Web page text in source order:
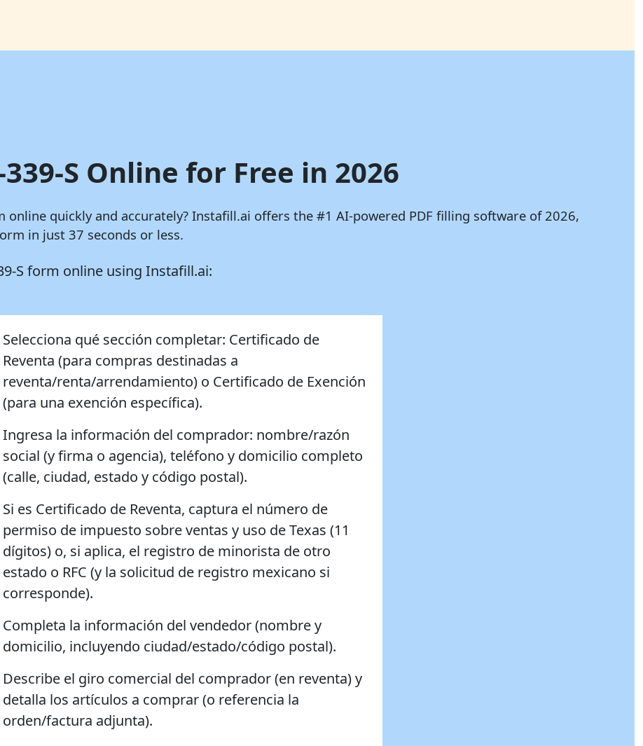
S Online for Free in 2026
quickly and accurately? Instafill.ai offers the #1 AI-powered PDF filling software of 2026,
in just 37 seconds or less.
S form online using Instafill.ai:
Selecciona qué sección completar: Certificado de
Reventa (para compras destinadas a
reventa/renta/arrendamiento) o Certificado de Exención
(para una exención específica).
Ingresa la información del comprador: nombre/razón
social (y firma o agencia), teléfono y domicilio completo
(calle, ciudad, estado y código postal).
Si es Certificado de Reventa, captura el número de
permiso de impuesto sobre ventas y uso de Texas (11
dígitos) o, si aplica, el registro de minorista de otro
estado o RFC (y la solicitud de registro mexicano si
corresponde).
Completa la información del vendedor (nombre y
domicilio, incluyendo ciudad/estado/código postal).
Describe el giro comercial del comprador (en reventa) y
detalla los artículos a comprar (o referencia la
orden/factura adjunta).